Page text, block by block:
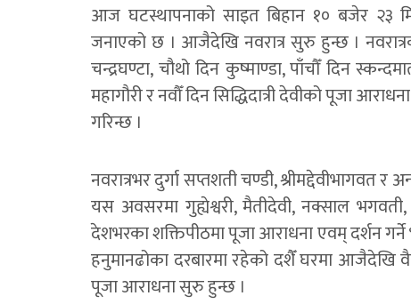
आज घटस्थापनाको साइत बिहान १० बजेर २३
जनाएको छ । आजैदेखि नवरात्र सुरु हुन्छ । नवरात्रको
चन्द्रघण्टा, चौथो दिन कुष्माण्डा, पाँचौँ दिन
महागौरी र नवौँ दिन सिद्धिदात्री देवीको पूजा
गरिन्छ ।
नवरात्रभर दुर्गा सप्तशती चण्डी, श्रीमद्देवीभागवत र
यस अवसरमा गुह्येश्वरी, मैतीदेवी, नक्साल
देशभरका शक्तिपीठमा पूजा आराधना एवम् दर्शन
हनुमानढोका दरबारमा रहेको दशैँ घरमा आजैदेखि
पूजा आराधना सुरु हुन्छ ।